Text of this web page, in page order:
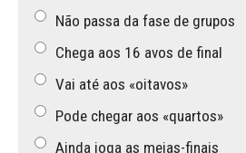
Não passa da fase de grupos
Chega aos 16 avos de final
Vai até aos «oitavos»
Pode chegar aos «quartos»
Ainda joga as meias-finais